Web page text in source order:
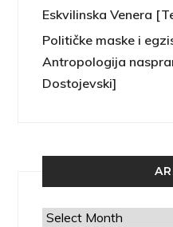
Eskvilinska Venera
Političke maske i
Antropologija
Dostojevski]
Arhiva